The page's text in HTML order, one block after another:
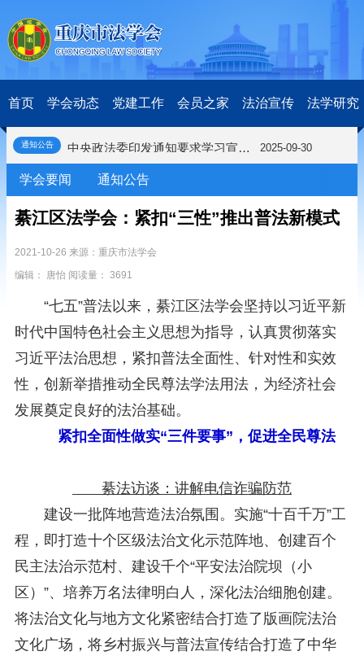
首页 学会动态 党建工作 会员之家 法治宣传 法学研究
通知公告
2026-03-18
研究阐释党的二十届四中全会和中央全面依法治国工作会议精神专项课题立项公示公告 2026-02-28
关于研究阐释党的二十届四中全会和中央全面依法治国工作会议精神专项课题申报工作的通知 2025-12-07
第七届“中国—东盟法治论坛”11月20日至22日在渝举办
重庆市法学会数字法学研究会学术年会拟于11月14日召开 2025-10-28
2025-09-30
关于学习运用普法专栏节目《说法》的通知 2025-09-08
中国法学会2025年度部级法学研究课题立项公告 2025-07-20
会议预告 | 中国法学会法学期刊研究会2025年年会将在重庆召开 2025-03-12
研究阐释党的二十届四中全会和中央全面依法治国工作会议精神专项课题立项公示公告 2026-02-28
关于研究阐释党的二十届四中全会和中央全面依法治国工作会议精神专项课题申报工作的通知 2025-12-07
第七届“中国—东盟法治论坛”11月20日至22日在渝举办 2025-11-18
中央政法委印发通知要求学习宣传重庆检察未成年人保护工作团队代表先进事迹 2025-09-30
征稿启事 2025-08-28
中国法学会2025年度部级法学研究课题立项公告 2025-07-20
中国法学会2025年度部级法学研究课题立项公示公告 2025-07-08
关于开展“2025年青年普法志愿者法治文化基层行”活动的通知 2025-04-22
会议预告 | 中国法学会法学期刊研究会2025年年会将在重庆召开 2025-03-12
学会要闻 通知公告
綦江区法学会：紧扣“三性”推出普法新模式
2021-10-26 来源：重庆市法学会
编辑： 唐怡 阅读量： 3691
“七五”普法以来，綦江区法学会坚持以习近平新
时代中国特色社会主义思想为指导，认真贯彻落实
习近平法治思想，紧扣普法全面性、针对性和实效
性，创新举措推动全民尊法学法用法，为经济社会
发展奠定良好的法治基础。
紧扣全面性做实“三件要事”，促进全民尊法
綦法访谈：讲解电信诈骗防范
建设一批阵地营造法治氛围。实施“十百千万”工
程，即打造十个区级法治文化示范阵地、创建百个
民主法治示范村、建设千个“平安法治院坝（小
区）”、培养万名法律明白人，深化法治细胞创建。
将法治文化与地方文化紧密结合打造了版画院法治
文化广场，将乡村振兴与普法宣传结合打造了中华